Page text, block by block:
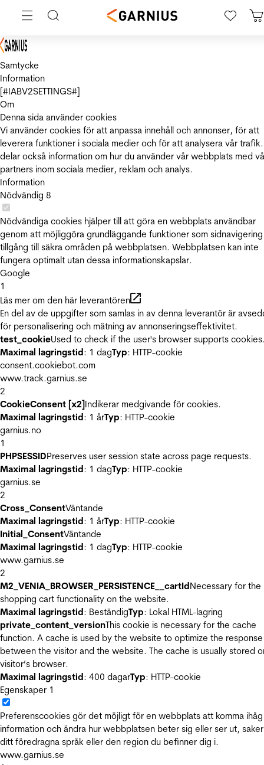
Samtycke
Information
[#IABV2SETTINGS#]
Om
Denna sida använder cookies
Vi använder cookies för att anpassa innehåll och annonser, för att
leverera funktioner i sociala medier och för att analysera vår
delar också information om hur du använder vår webbplats med
partners inom sociala medier, reklam och analys.
Information
Nödvändig 8
Nödvändiga cookies hjälper till att göra en webbplats användbar
genom att möjliggöra grundläggande funktioner som
tillgång till säkra områden på webbplatsen. Webbplatsen kan inte
fungera optimalt utan dessa informationskapslar.
Google
1
Läs mer om den här leverantören
En del av de uppgifter som samlas in av denna leverantör är
för personalisering och mätning av annonseringseffektivitet.
test_cookieUsed to check if the user's browser supports
Maximal lagringstid: 1 dagTyp: HTTP-cookie
consent.cookiebot.com
www.track.garnius.se
2
CookieConsent [x2]Indikerar medgivande för cookies.
Maximal lagringstid: 1 årTyp: HTTP-cookie
garnius.no
1
PHPSESSIDPreserves user session state across page requests.
Maximal lagringstid: 1 dagTyp: HTTP-cookie
garnius.se
2
Cross_ConsentVäntande
Maximal lagringstid: 1 årTyp: HTTP-cookie
Initial_ConsentVäntande
Maximal lagringstid: 1 dagTyp: HTTP-cookie
www.garnius.se
2
M2_VENIA_BROWSER_PERSISTENCE__cartIdNecessary for the
shopping cart functionality on the website.
Maximal lagringstid: BeständigTyp: Lokal HTML-lagring
private_content_versionThis cookie is necessary for the cache
function. A cache is used by the website to optimize the
between the visitor and the website. The cache is usually stored
visitor’s browser.
Maximal lagringstid: 400 dagarTyp: HTTP-cookie
Egenskaper 1
Preferenscookies gör det möjligt för en webbplats att komma ihåg
information och ändra hur webbplatsen beter sig eller ser ut,
ditt föredragna språk eller den region du befinner dig i.
www.garnius.se